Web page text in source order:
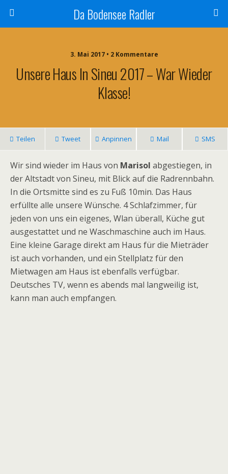
Da Bodensee Radler
3. Mai 2017 • 2 Kommentare
Unsere Haus In Sineu 2017 – War Wieder
Klasse!
Teilen Tweet Anpinnen Mail SMS
Wir sind wieder im Haus von Marisol abgestiegen, in
der Altstadt von Sineu, mit Blick auf die Radrennbahn.
In die Ortsmitte sind es zu Fuß 10min. Das Haus
erfüllte alle unsere Wünsche. 4 Schlafzimmer, für
jeden von uns ein eigenes, Wlan überall, Küche gut
ausgestattet und ne Waschmaschine auch im Haus.
Eine kleine Garage direkt am Haus für die Mieträder
ist auch vorhanden, und ein Stellplatz für den
Mietwagen am Haus ist ebenfalls verfügbar.
Deutsches TV, wenn es abends mal langweilig ist,
kann man auch empfangen.